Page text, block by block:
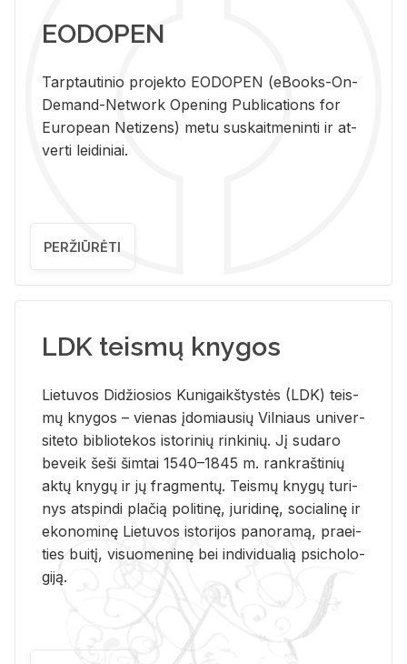
EODOPEN
Tarp­tau­ti­nio pro­jek­to EO­DO­PEN (eBo­oks-On-
De­mand-Ne­twork Ope­ning Pub­li­ca­tions for
Eu­ro­pe­an Ne­ti­zens) metu su­skait­me­nin­ti ir at­
ver­ti lei­di­niai.
PERŽIŪRĖTI
LDK teismų knygos
Lie­tu­vos Di­džio­sios Ku­ni­gaikš­tys­tės (LDK) teis­
mų kny­gos – vie­nas įdo­miau­sių Vil­niaus uni­ver­
si­te­to bi­b­lio­te­kos is­to­ri­nių rin­ki­nių. Jį su­da­ro
be­veik šeši šim­tai 1540–1845 m. rank­raš­ti­nių
aktų kny­gų ir jų frag­men­tų. Teis­mų kny­gų tu­ri­
nys at­spin­di pla­čią po­li­ti­nę, ju­ri­di­nę, so­cia­li­nę ir
eko­no­mi­nę Lie­tu­vos is­to­ri­jos pa­no­ra­mą, pra­ei­
ties bui­tį, vi­suo­me­ni­nę bei in­di­vi­dua­lią psi­cho­lo­
gi­ją.